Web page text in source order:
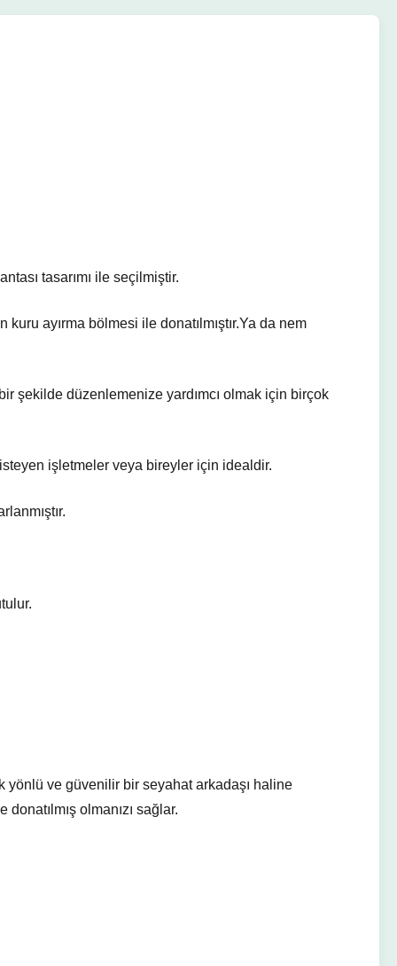
tasarımı ile seçilmiştir.
ayırma bölmesi ile donatılmıştır.Ya da nem
şekilde düzenlemenize yardımcı olmak için birçok
işletmeler veya bireyler için idealdir.
yönlü ve güvenilir bir seyahat arkadaşı haline
olmanızı sağlar.